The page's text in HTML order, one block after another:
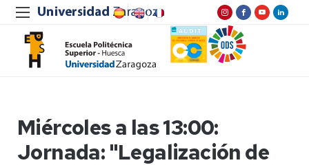
Miércoles a las 13:00:
Jornada: "Legalización de